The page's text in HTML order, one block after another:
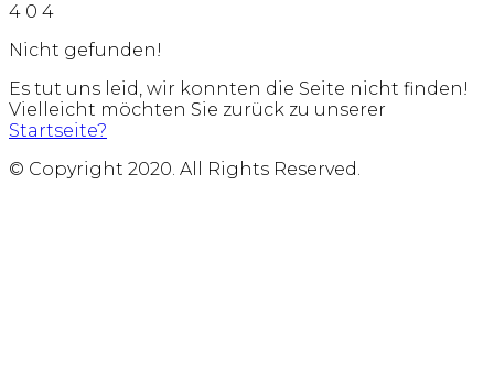
4 0 4
Nicht gefunden!
Es tut uns leid, wir konnten die Seite nicht finden!
Vielleicht möchten Sie zurück zu unserer
Startseite?
© Copyright 2020. All Rights Reserved.